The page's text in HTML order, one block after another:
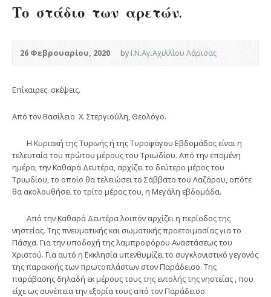
Το στάδιο των αρετών.
26 Φεβρουαρίου, 2020 byΙ.Ν.Αγ.Αχιλλίου Λάρισας
Επίκαιρες σκέψεις.
Από τον Βασίλειο Χ. Στεργιούλη, Θεολόγο.
H Κυριακή της Τυρινής ή της Τυροφάγου Εβδομάδος είναι η
τελευταία του πρώτου μέρους του Τριωδίου. Από την επομένη
ημέρα, την Καθαρά Δευτέρα, αρχίζει το δεύτερο μέρος του
Τριωδίου, το οποίο θα τελειώσει το Σάββατο του Λαζάρου, οπότε
θα ακολουθήσει το τρίτο μέρος του, η Μεγάλη εβδομάδα.
Από την Καθαρά Δευτέρα λοιπόν αρχίζει η περίοδος της
νηστείας. Της πνευματικής και σωματικής προετοιμασίας για το
Πάσχα. Για την υποδοχή της λαμπροφόρου Αναστάσεως του
Χριστού. Για αυτό η Εκκλησία υπενθυμίζει το συγκλονιστικό γεγονός
της παρακοής των πρωτοπλάστων στον Παράδεισο. Της
παράβασης δηλαδή εκ μέρους τους της εντολής της νηστείας , που
είχε ως συνέπεια την εξορία τους από τον Παράδεισο.